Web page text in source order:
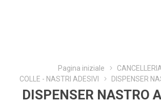
Pagina iniziale
COLLE - NASTRI ADESIVI
DISPENSER
DISPENSER NASTRO